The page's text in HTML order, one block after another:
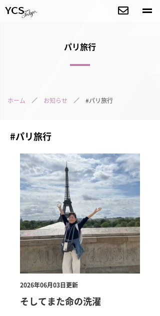
パリ旅行
ホーム ／ お知らせ ／ #パリ旅行
#パリ旅行
2026年06月03日更新
そしてまた命の洗濯